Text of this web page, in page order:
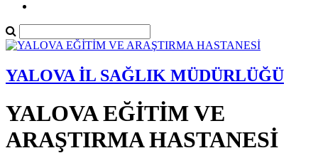
YALOVA İL SAĞLIK MÜDÜRLÜĞÜ
YALOVA EĞİTİM VE
ARAŞTIRMA HASTANESİ